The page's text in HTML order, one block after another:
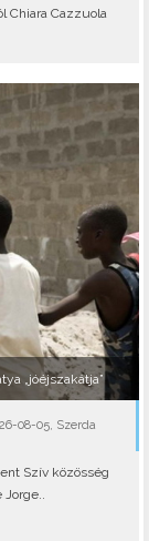
Chiara Cazzuola
„jóéjszakátja”
08-05, Szerda
Szív közösség